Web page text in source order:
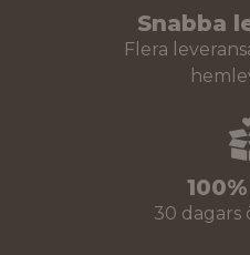
Snabba
Flera
30 dagars